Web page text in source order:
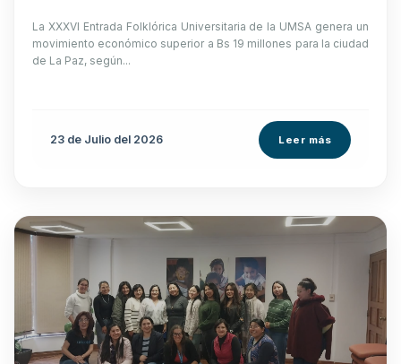
La XXXVI Entrada Folklórica Universitaria de la UMSA genera un
movimiento económico superior a Bs 19 millones para la ciudad
de La Paz, según...
23 de Julio del 2026 Leer más